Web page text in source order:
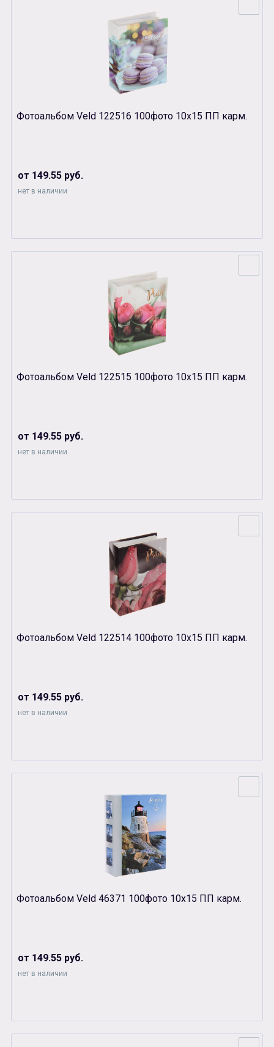
Фотоальбом Veld 122516 100фото 10х15 ПП карм.
от 149.55 руб.
нет в наличии
Фотоальбом Veld 122515 100фото 10х15 ПП карм.
от 149.55 руб.
нет в наличии
Фотоальбом Veld 122514 100фото 10х15 ПП карм.
от 149.55 руб.
нет в наличии
Фотоальбом Veld 46371 100фото 10х15 ПП карм.
от 149.55 руб.
нет в наличии